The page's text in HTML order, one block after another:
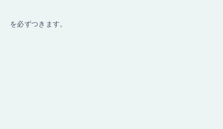
を必ずつきます。